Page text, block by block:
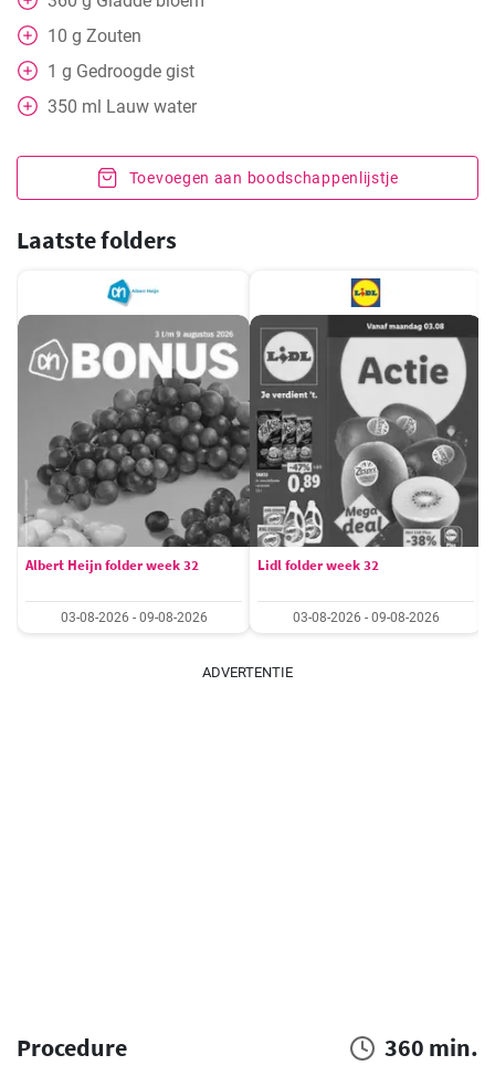
10 g Zouten
1 g Gedroogde gist
350 ml Lauw water
Toevoegen aan boodschappenlijstje
Laatste folders
Albert Heijn folder week 32
03-08-2026 - 09-08-2026
Lidl folder week 32
03-08-2026 - 09-08-2026
ADVERTENTIE
Procedure 360 min.